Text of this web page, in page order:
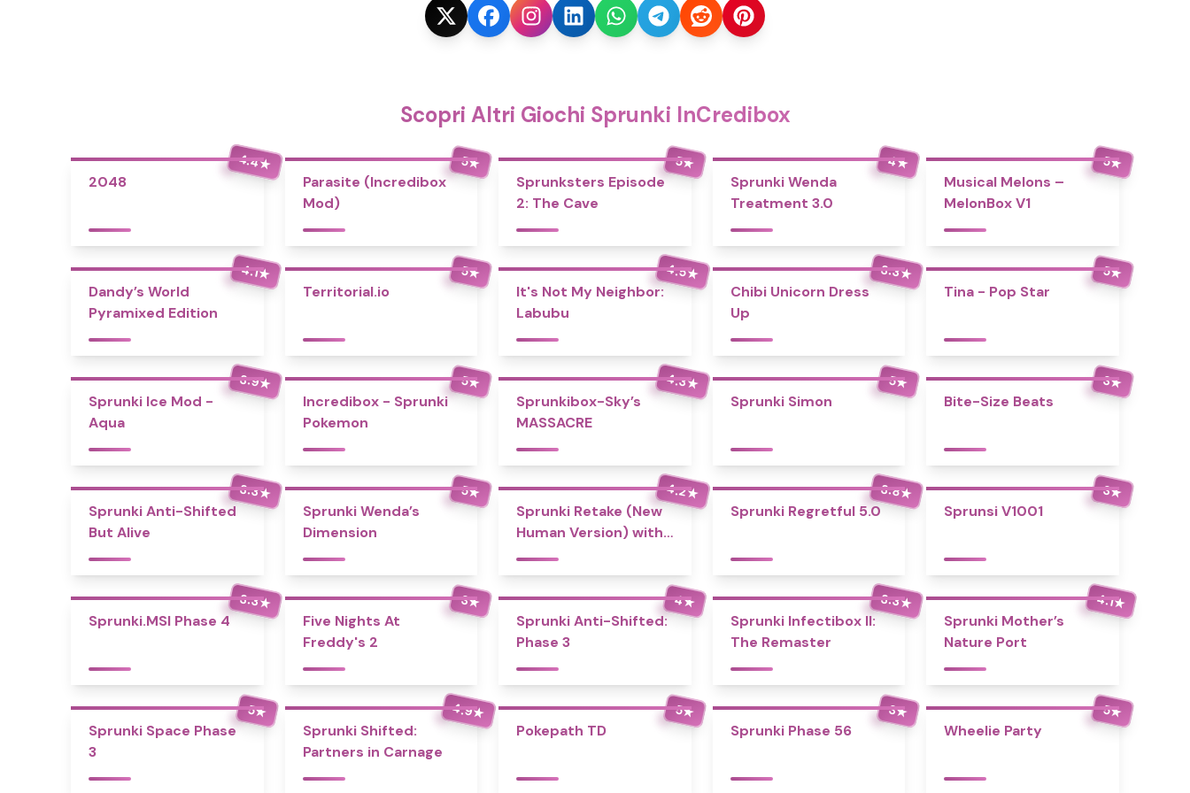
Scopri Altri Giochi Sprunki InCredibox
4.4★
2048
5★
Parasite (Incredibox
Mod)
5★
Sprunksters Episode
2: The Cave
4★
Sprunki Wenda
Treatment 3.0
5★
Musical Melons –
MelonBox V1
4.1★
Dandy’s World
Pyramixed Edition
5★
Territorial.io
4.5★
It's Not My Neighbor:
Labubu
3.3★
Chibi Unicorn Dress
Up
5★
Tina - Pop Star
3.9★
Sprunki Ice Mod -
Aqua
5★
Incredibox - Sprunki
Pokemon
4.3★
Sprunkibox-Sky’s
MASSACRE
5★
Sprunki Simon
3★
Bite-Size Beats
3.3★
Sprunki Anti-Shifted
But Alive
5★
Sprunki Wenda’s
Dimension
4.2★
Sprunki Retake (New
Human Version) with
Bonus
3.8★
Sprunki Regretful 5.0
3★
Sprunsi V1001
3.3★
Sprunki.MSI Phase 4
3★
Five Nights At
Freddy's 2
4★
Sprunki Anti-Shifted:
Phase 3
3.3★
Sprunki Infectibox II:
The Remaster
4.1★
Sprunki Mother’s
Nature Port
5★
Sprunki Space Phase
3
4.9★
Sprunki Shifted:
Partners in Carnage
5★
Pokepath TD
3★
Sprunki Phase 56
5★
Wheelie Party